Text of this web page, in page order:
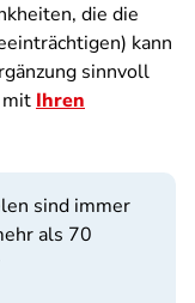
die die
kann
sinnvoll
mit Ihren
sind immer
als 70